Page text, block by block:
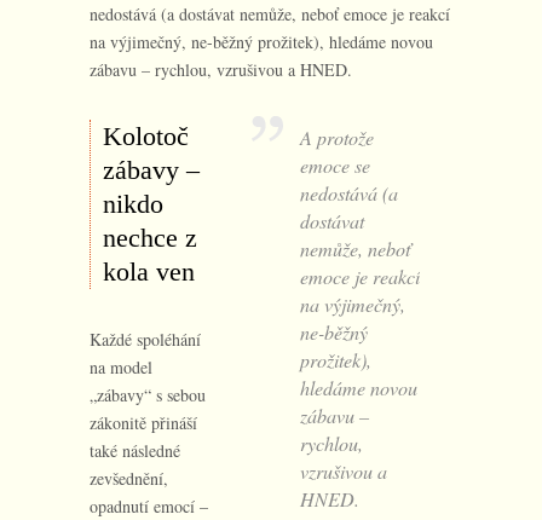
nedostává (a dostávat nemůže, neboť emoce je reakcí
na výjimečný, ne-běžný prožitek), hledáme novou
zábavu – rychlou, vzrušivou a HNED.
A protože
emoce se
nedostává (a
dostávat
nemůže, neboť
emoce je reakcí
na výjimečný,
ne-běžný
prožitek),
hledáme novou
zábavu –
rychlou,
vzrušivou a
HNED.
Kolotoč
zábavy –
nikdo
nechce z
kola ven
Každé spoléhání
na model
„zábavy“ s sebou
zákonitě přináší
také následné
zevšednění,
opadnutí emocí –